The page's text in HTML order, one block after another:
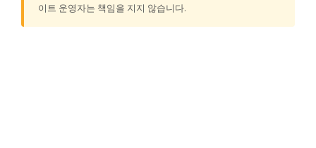
이트 운영자는 책임을 지지 않습니다.